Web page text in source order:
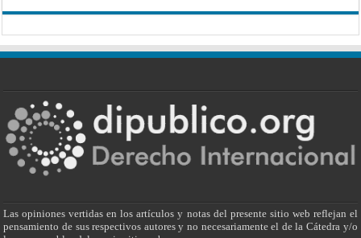
Las opiniones vertidas en los artículos y notas del presente sitio web reflejan el
pensamiento de sus respectivos autores y no necesariamente el de la Cátedra y/o